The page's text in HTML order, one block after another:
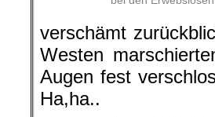
verschämt
Westen
Augen fest
Ha,ha..